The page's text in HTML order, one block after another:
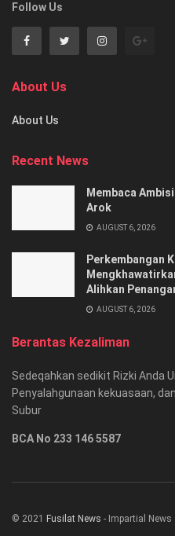
Follow Us
About Us
About Us
Recent News
Membaca
Arok
AUGUST 6, 2026
Perkembangan
Alihkan
AUGUST 6, 2026
Berantas Kezaliman
Sedeqahkan sedikit Rizki Anda
Penyalahgunaan kekuasaan,
Subur
BCA No 233 146 5587
© 2021 Fusilat News - Impartial News